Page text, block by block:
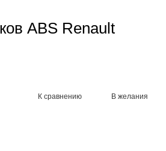
ABS Renault
К сравнению В желания